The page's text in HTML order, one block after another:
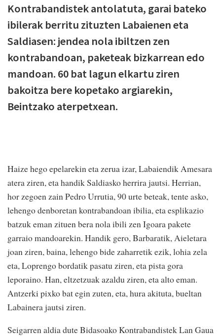
Kontrabandistek antolatuta, garai bateko
ibilerak berritu zituzten Labaienen eta
Saldiasen: jendea nola ibiltzen zen
kontrabandoan, paketeak bizkarrean edo
mandoan. 60 bat lagun elkartu ziren
bakoitza bere kopetako argiarekin,
Beintzako aterpetxean.
Haize hego epelarekin eta zerua izar, Labaiendik Amesara
atera ziren, eta handik Saldiasko herrira jautsi. Herrian,
hor zegoen zain Pedro Urrutia, 90 urte beteak, tente asko,
lehengo denboretan kontrabandoan ibilia, eta esplikazio
batzuk eman zituen bera nola ibili zen Igoara pakete
garraio mandoarekin. Handik gero, Barbaratik, Aieletara
joan ziren, baina, lehengo bide zaharretik ezik, lohia zela
eta, Loprengo bordatik pasatu ziren, eta pista gora
leporaino. Han, eltzetzuak azaldu ziren, eta alto eman.
Antzerki pixko bat egin zuten, eta, hura akituta, bueltan
Labainera jautsi ziren.
Seigarren aldia dute Bidasoako Kontrabandistek Lan Gaua